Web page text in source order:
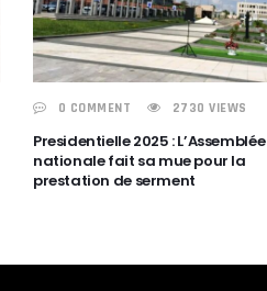
0 COMMENT 2730 VIEWS
Presidentielle 2025 : L’Assemblée
nationale fait sa mue pour la
prestation de serment